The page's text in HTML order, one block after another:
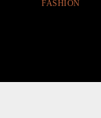
FASHION